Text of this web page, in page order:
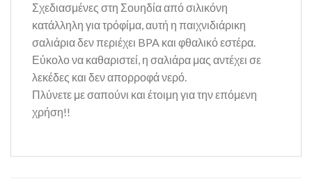
Σχεδιασμένες στη Σουηδίααπό σιλικόνη
κατάλληλη για τρόφίμα, αυτή η παιχνιδιάρικη
σαλιάρια δεν περιέχει BPA και φθαλικό εστέρα.
Εύκολο να καθαριστεί, η σαλιάρα μας αντέχει σε
λεκέδες και δεν απορροφά νερό.
Πλύνετε με σαπούνι και έτοιμη για την επόμενη
χρήση!!